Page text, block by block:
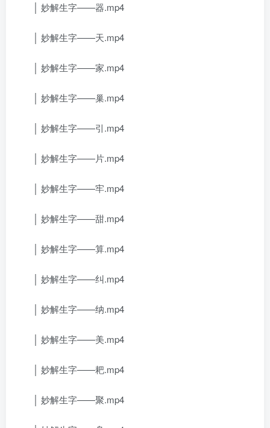
│ 妙解生字——器.mp4
│ 妙解生字——天.mp4
│ 妙解生字——家.mp4
│ 妙解生字——巢.mp4
│ 妙解生字——引.mp4
│ 妙解生字——片.mp4
│ 妙解生字——牢.mp4
│ 妙解生字——甜.mp4
│ 妙解生字——算.mp4
│ 妙解生字——纠.mp4
│ 妙解生字——纳.mp4
│ 妙解生字——美.mp4
│ 妙解生字——耙.mp4
│ 妙解生字——聚.mp4